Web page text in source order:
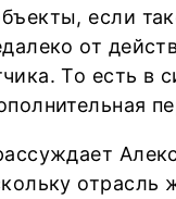
если
от
То есть в
отрасль